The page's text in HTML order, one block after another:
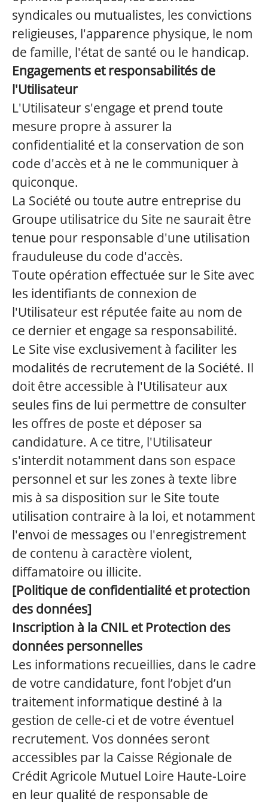
syndicales ou mutualistes, les convictions
religieuses, l'apparence physique, le nom
de famille, l'état de santé ou le handicap.
Engagements et responsabilités de
l'Utilisateur
L'Utilisateur s'engage et prend toute
mesure propre à assurer la
confidentialité et la conservation de son
code d'accès et à ne le communiquer à
quiconque.
La Société ou toute autre entreprise du
Groupe utilisatrice du Site ne saurait être
tenue pour responsable d'une utilisation
frauduleuse du code d'accès.
Toute opération effectuée sur le Site avec
les identifiants de connexion de
l'Utilisateur est réputée faite au nom de
ce dernier et engage sa responsabilité.
Le Site vise exclusivement à faciliter les
modalités de recrutement de la Société. Il
doit être accessible à l'Utilisateur aux
seules fins de lui permettre de consulter
les offres de poste et déposer sa
candidature. A ce titre, l'Utilisateur
s'interdit notamment dans son espace
personnel et sur les zones à texte libre
mis à sa disposition sur le Site toute
utilisation contraire à la loi, et notamment
l'envoi de messages ou l'enregistrement
de contenu à caractère violent,
diffamatoire ou illicite.
[Politique de confidentialité et protection
des données]
Inscription à la CNIL et Protection des
données personnelles
Les informations recueillies, dans le cadre
de votre candidature, font l’objet d’un
traitement informatique destiné à la
gestion de celle-ci et de votre éventuel
recrutement. Vos données seront
accessibles par la Caisse Régionale de
Crédit Agricole Mutuel Loire Haute-Loire
en leur qualité de responsable de